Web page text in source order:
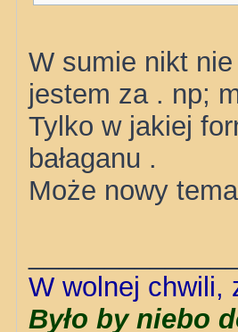
W sumie nikt nie
jestem za . np;
Tylko w jakiej
bałaganu .
Może nowy
W wolnej chwili,
Było by niebo